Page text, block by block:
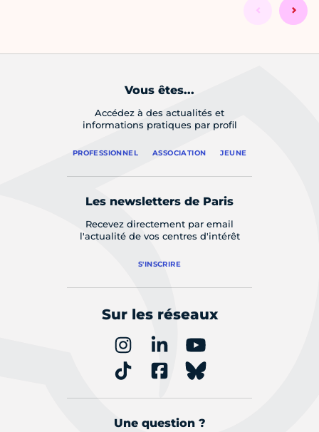
Vous êtes...
Accédez à des actualités et
informations pratiques par profil
PROFESSIONNEL ASSOCIATION JEUNE
Les newsletters de Paris
Recevez directement par email
l'actualité de vos centres d'intérêt
S'INSCRIRE
Sur les réseaux
Une question ?